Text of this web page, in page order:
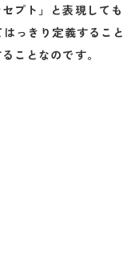
プト」と表現しても
はっきり定義すること
ことなのです。